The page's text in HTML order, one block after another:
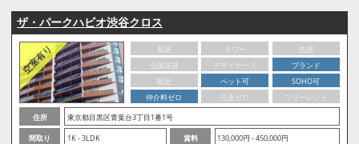
ザ・パークハビオ渋谷クロス
新築 タワー
低層
分譲賃貸
デザイナーズ
ブランド
駅近
ペット可
SOHO可
仲介料ゼロ
礼金ゼロ
フリーレント
住所
東京都目黒区青葉台3丁目1番1号
間取り
1K - 3LDK 賃料
130,000円 - 450,000円